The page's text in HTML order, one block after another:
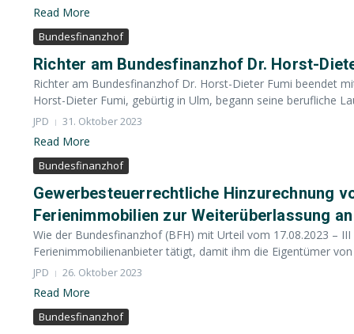
Read More
Bundesfinanzhof
Richter am Bundesfinanzhof Dr. Horst-
Richter am Bundesfinanzhof Dr. Horst-Dieter Fumi beendet
Horst-Dieter Fumi, gebürtig in Ulm, begann seine berufliche
JPD 31. Oktober 2023
Read More
Bundesfinanzhof
Gewerbesteuerrechtliche Hinzurechnung
Ferienimmobilien zur Weiterüberlassung
Wie der Bundesfinanzhof (BFH) mit Urteil vom 17.08.2023 –
Ferienimmobilienanbieter tätigt, damit ihm die Eigentümer
JPD 26. Oktober 2023
Read More
Bundesfinanzhof